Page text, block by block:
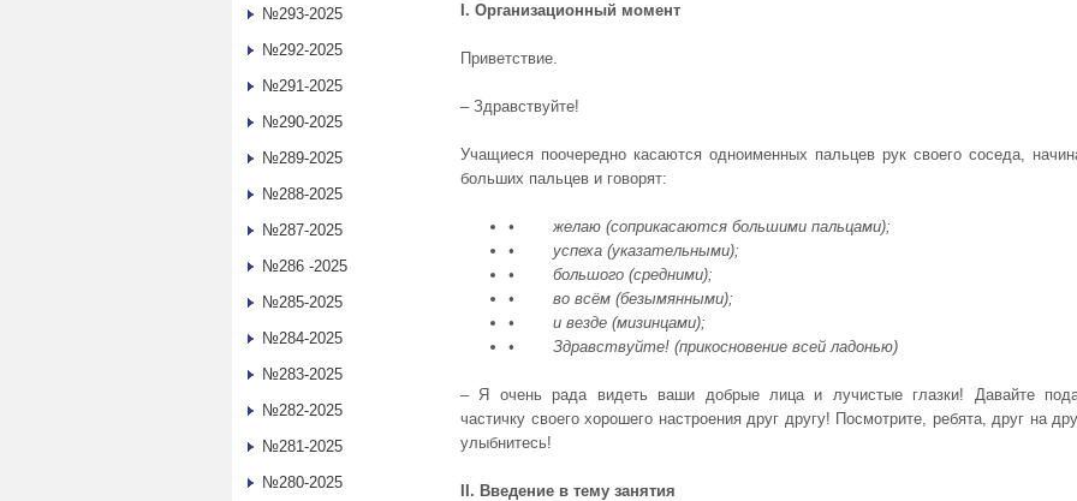
. Организационный момент
Приветствие.
‒ Здравствуйте!
Учащиеся поочередно касаются одноименных пальцев рук своего соседа,
больших пальцев и говорят:
• желаю (соприкасаются большими пальцами);
• успеха (указательными);
• большого (средними);
• во всём (безымянными);
• и везде (мизинцами);
• Здравствуйте! (прикосновение всей ладонью)
‒ Я очень рада видеть ваши добрые лица и лучистые глазки! Давайте
частичку своего хорошего настроения друг другу! Посмотрите, ребята, друг на
улыбнитесь!
. Введение в тему занятия
№293-2025
№292-2025
№291-2025
№290-2025
№289-2025
№288-2025
№287-2025
№286 -2025
№285-2025
№284-2025
№283-2025
№282-2025
№281-2025
№280-2025